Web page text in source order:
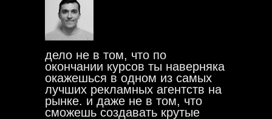
дело не в том, что по
окончании курсов ты наверняка
окажешься в одном из самых
лучших рекламных агентств на
рынке. и даже не в том, что
сможешь создавать крутые